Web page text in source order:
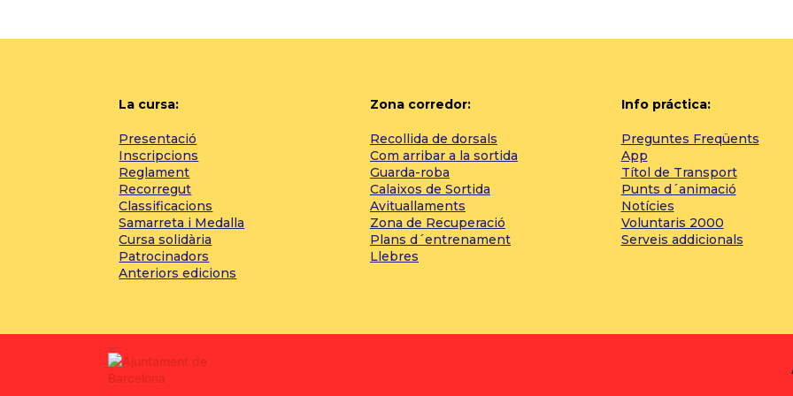
La cursa:
Presentació
Inscripcions
Reglament
Recorregut
Classificacions
Samarreta i Medalla
Cursa solidària
Patrocinadors
Anteriors edicions
Zona corredor:
Recollida de dorsals
Com arribar a la sortida
Guarda-roba
Calaixos de Sortida
Avituallaments
Zona de Recuperació
Plans d´entrenament
Llebres
Info práctica:
Preguntes Freqüents
App
Títol de Transport
Punts d´animació
Notícies
Voluntaris 2000
Serveis addicionals